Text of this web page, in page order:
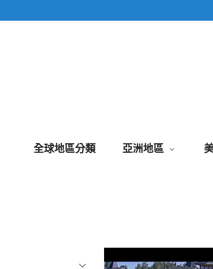
全球地區分類 亞洲地區